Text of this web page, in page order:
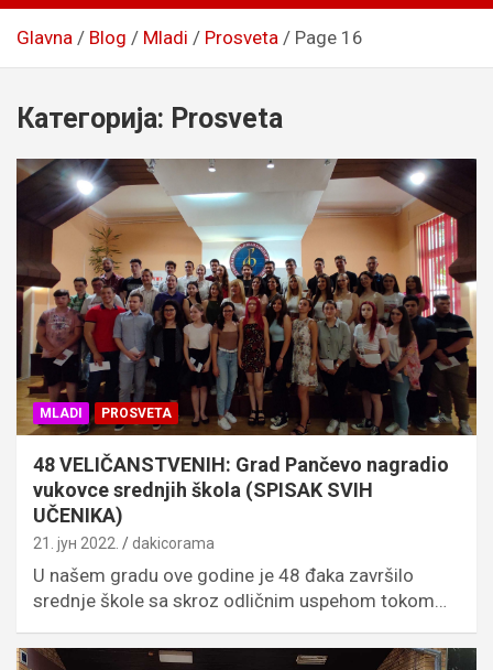
Glavna Blog Mladi Prosveta Page 16
Категорија: Prosveta
MLADI PROSVETA
48 VELIČANSTVENIH: Grad Pančevo nagradio
vukovce srednjih škola (SPISAK SVIH
UČENIKA)
21. јун 2022. dakicorama
U našem gradu ove godine je 48 đaka završilo
srednje škole sa skroz odličnim uspehom tokom…